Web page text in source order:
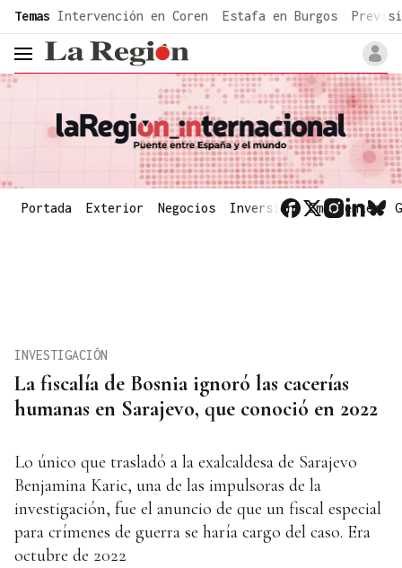
common.go-to-content
Temas Intervención en Coren Estafa en Burgos
header.menu.open
Portada Exterior Negocios Inversión Emergentes
La fiscalía de Bosnia ignoró las cacerías
humanas en Sarajevo, que conoció en 2022
INVESTIGACIÓN
Lo único que trasladó a la exalcaldesa de Sarajevo
Benjamina Karic, una de las impulsoras de la
investigación, fue el anuncio de que un fiscal especial
para crímenes de guerra se haría cargo del caso. Era
octubre de 2022